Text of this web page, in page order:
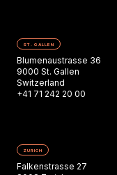
ST. GALLEN
Blumenaustrasse 36
9000 St. Gallen
Switzerland
+41 71 242 20 00
ZURICH
Falkenstrasse 27